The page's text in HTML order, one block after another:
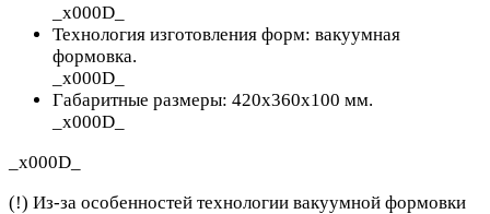
_x000D_
Технология изготовления форм: вакуумная
формовка.
_x000D_
Габаритные размеры: 420х360х100 мм.
_x000D_
_x000D_
(!) Из-за особенностей технологии вакуумной формовки